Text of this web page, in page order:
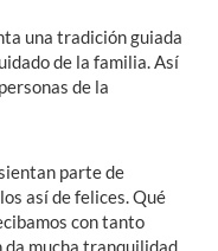
una tradición guiada
de la familia. Así
de la
parte de
así de felices. Qué
con tanto
da mucha tranquilidad